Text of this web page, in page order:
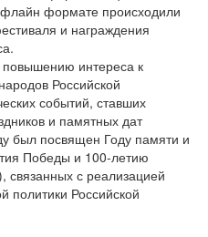
формате происходили
и награждения
интереса к
Российской
событий, ставших
и памятных дат
был посвящен Году памяти и
Победы и 100-летию
связанных с реализацией
политики Российской